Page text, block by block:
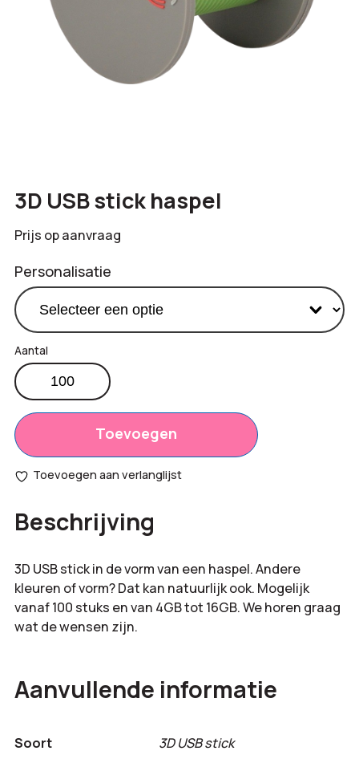
3D USB stick haspel
Prijs op aanvraag
Personalisatie
Totaal
opties:
€0,00
Bestelling
€0,00
3D
USB
stick
haspel
aantal
Toevoegen
Toevoegen aan verlanglijst
Beschrijving
3D USB stick in de vorm van een haspel. Andere
kleuren of vorm? Dat kan natuurlijk ook. Mogelijk
vanaf 100 stuks en van 4GB tot 16GB. We horen graag
wat de wensen zijn.
Aanvullende informatie
Soort 3D USB stick